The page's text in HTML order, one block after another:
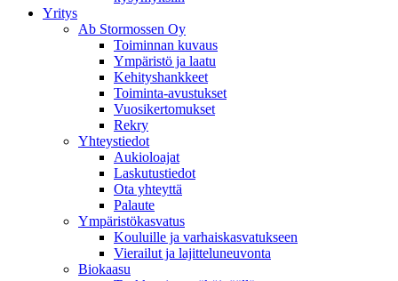
Yritys
Ab Stormossen Oy
Toiminnan kuvaus
Ympäristö ja laatu
Kehityshankkeet
Toiminta-avustukset
Vuosikertomukset
Rekry
Yhteystiedot
Aukioloajat
Laskutustiedot
Ota yhteyttä
Palaute
Ympäristökasvatus
Kouluille ja varhaiskasvatukseen
Vierailut ja lajitteluneuvonta
Biokaasu